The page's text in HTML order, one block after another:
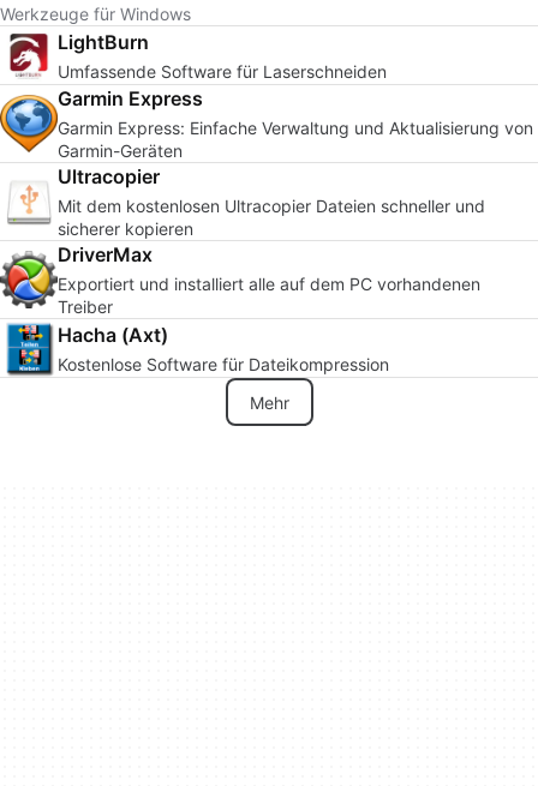
Werkzeuge für Windows
LightBurn
Umfassende Software für Laserschneiden
Garmin Express
Garmin Express: Einfache Verwaltung und Aktualisierung von
Garmin-Geräten
Ultracopier
Mit dem kostenlosen Ultracopier Dateien schneller und
sicherer kopieren
DriverMax
Exportiert und installiert alle auf dem PC vorhandenen
Treiber
Hacha (Axt)
Kostenlose Software für Dateikompression
Mehr